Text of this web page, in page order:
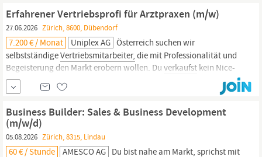
Ergebnisse an das
Erfahrener Vertriebsprofi für Arztpraxen (m/w)
27.06.2026 Zürich, 8600, Dübendorf
7.200 € / Monat Uniplex AG Österreich suchen wir
selbstständigeVertriebsmitarbeiter, die mit Professionalität und
Begeisterung den Markt erobern wollen. Du verkaufst kein Nice-
to-have, sondern eine messbare Umsatzsteigerung. Deine
Verkaufsargumente
für die Ärzte sind unschlagbar: Massives
Business Builder: Sales & Business Development
(m/w/d)
05.08.2026 Zürich, 8315, Lindau
60 € / Stunde AMESCO AG Du bist nahe am Markt, sprichst mit